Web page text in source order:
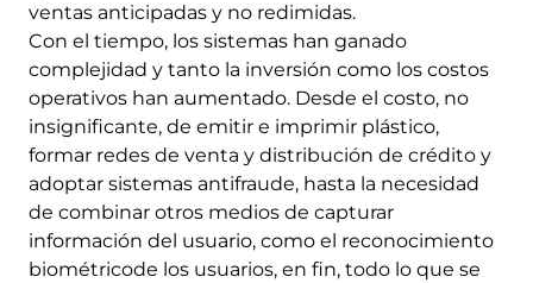
ventas anticipadas y no redimidas.
Con el tiempo, los sistemas han ganado
complejidad y tanto la inversión como los costos
operativos han aumentado. Desde el costo, no
insignificante, de emitir e imprimir plástico,
formar redes de venta y distribución de crédito y
adoptar sistemas antifraude, hasta la necesidad
de combinar otros medios de capturar
información del usuario, como el reconocimiento
biométricode los usuarios, en fin, todo lo que se